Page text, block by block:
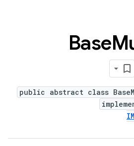
Base
public abstract class